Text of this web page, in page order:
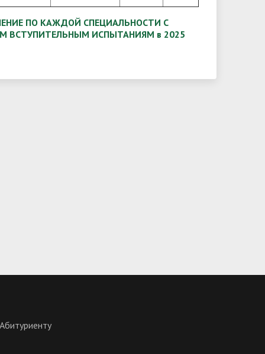
ПО КАЖДОЙ СПЕЦИАЛЬНОСТИ С
ВСТУПИТЕЛЬНЫМ ИСПЫТАНИЯМ в 2025
Абитуриенту